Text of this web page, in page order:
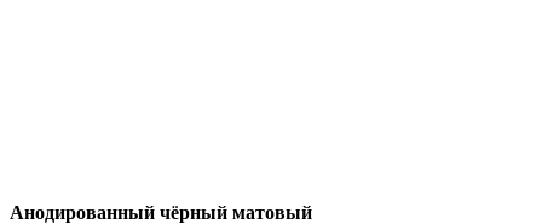
Анодированный чёрный матовый